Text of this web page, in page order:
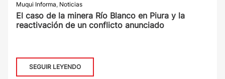
Muqui Informa, Noticias
El caso de la minera Río Blanco en Piura y la
reactivación de un conflicto anunciado
SEGUIR LEYENDO